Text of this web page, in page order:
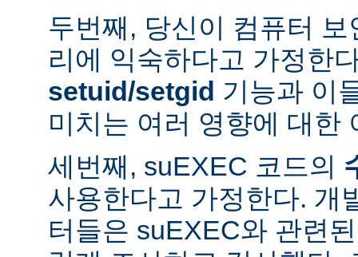
두번째, 당신이 컴퓨터
리에 익숙하다고 가정한
setuid/setgid 기능과 이
미치는 여러 영향에 대한
세번째, suEXEC 코드의
사용한다고 가정한다. 개
터들은 suEXEC와 관련